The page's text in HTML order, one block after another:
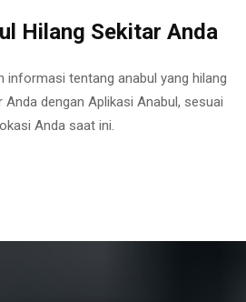
Hilang Sekitar Anda
informasi tentang anabul yang hilang
Anda dengan Aplikasi Anabul, sesuai
Anda saat ini.